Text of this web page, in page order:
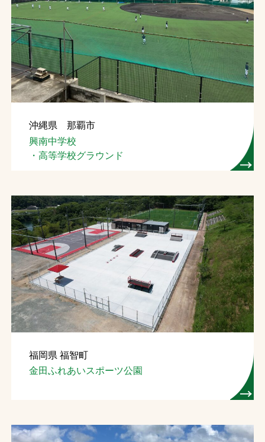
文字の見えづらさや操作にお困りの方へ
沖縄県 那覇市
興南中学校
・高等学校グラウンド
福岡県 福智町
金田ふれあいスポーツ公園